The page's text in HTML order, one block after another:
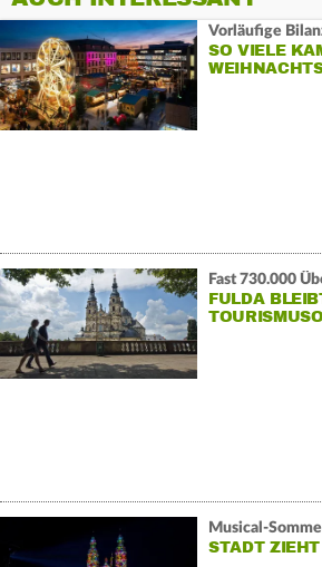
Vorläufige
SO VIELE
Fast 730.000
FULDA
Musical-
STADT